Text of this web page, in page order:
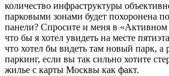
количество инфраструктуры
парковыми зонами будет похоронена
панели? Спросите и меня в
что бы я хотел увидеть на месте
что хотел бы видеть там новый парк,
паркинг, если вы так сильно хотите
жилье с карты Москвы как факт.